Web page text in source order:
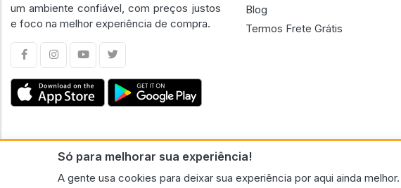
Só para melhorar sua experiência!
A gente usa cookies para deixar sua experiência por aqui ainda melhor.
um ambiente confiável, com preços justos
e foco na melhor experiência de compra.
Blog
Termos Frete Grátis
CNPJ n.º 30.220.458/0001-17 - GERAL GEEK PORTAL ELETRONICO LTDA.